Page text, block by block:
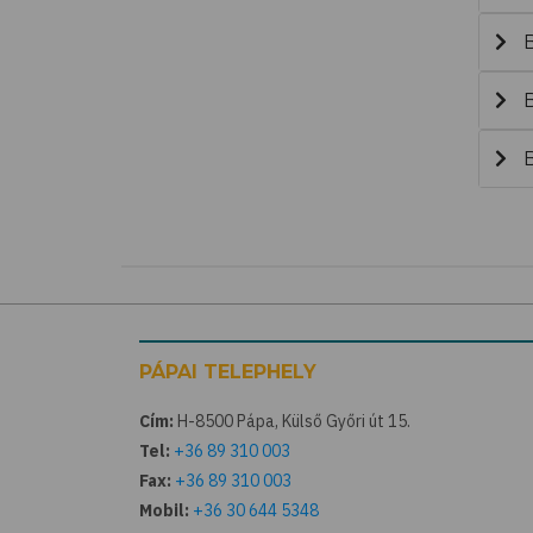
PÁPAI TELEPHELY
Cím: H-8500 Pápa, Külső Győri út 15.
Tel: +36 89 310 003
Fax: +36 89 310 003
Mobil: +36 30 644 5348